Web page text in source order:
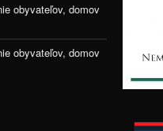
obyvateľov, domov
obyvateľov, domov